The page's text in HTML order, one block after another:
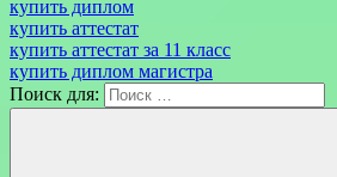
купить диплом
купить аттестат
купить аттестат за 11 класс
купить диплом магистра
Поиск для: